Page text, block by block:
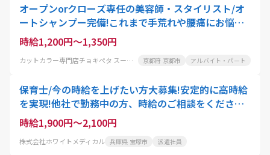
オープンorクローズ専任の美容師・スタイリスト/オ
ートシャンプー完備!これまで手荒れや腰痛にお悩み
の美容師さんにも大好評
時給1,200円～1,350円
カットカラー専門店チョキぺタ スーパーマツモト洛南店 京都府 京都市 アルバイト・パート
保育士/今の時給を上げたい方大募集!安定的に高時給
を実現!他社で勤務中の方、時給のご相談をください!/
副業OK/扶養内OK
時給1,900円～2,100円
株式会社ホワイトメディカル 兵庫県 宝塚市 派遣社員